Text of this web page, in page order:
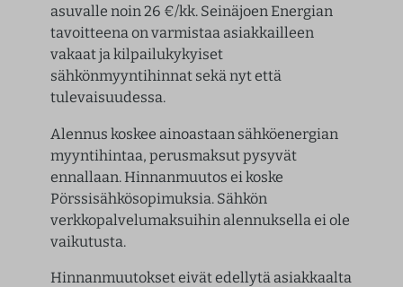
asuvalle noin 26 €/kk. Seinäjoen Energian
tavoitteena on varmistaa asiakkailleen
vakaat ja kilpailukykyiset
sähkönmyyntihinnat sekä nyt että
tulevaisuudessa.
Alennus koskee ainoastaan sähköenergian
myyntihintaa, perusmaksut pysyvät
ennallaan. Hinnanmuutos ei koske
Pörssisähkösopimuksia. Sähkön
verkkopalvelumaksuihin alennuksella ei ole
vaikutusta.
Hinnanmuutokset eivät edellytä asiakkaalta